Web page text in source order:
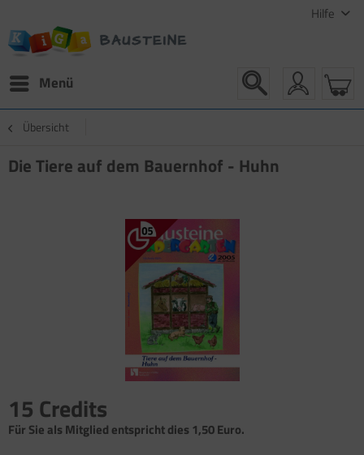
Hilfe
Menü
Übersicht
Die Tiere auf dem Bauernhof - Huhn
15 Credits
Für Sie als Mitglied entspricht dies 1,50 Euro.